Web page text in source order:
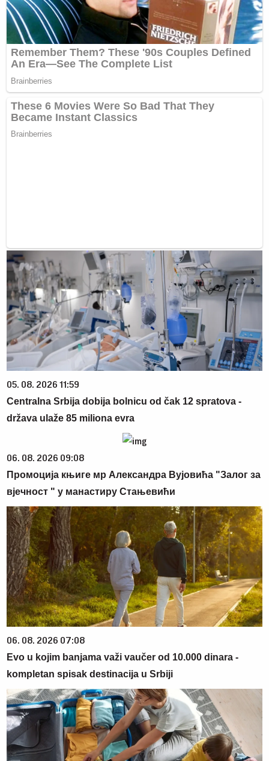
05. 08. 2026 11:59
Centralna Srbija dobija bolnicu od čak 12 spratova -
država ulaže 85 miliona evra
06. 08. 2026 09:08
Промоција књиге мр Александра Вујовића "Залог за
вјечност " у манастиру Стањевићи
06. 08. 2026 07:08
Evo u kojim banjama važi vaučer od 10.000 dinara -
kompletan spisak destinacija u Srbiji